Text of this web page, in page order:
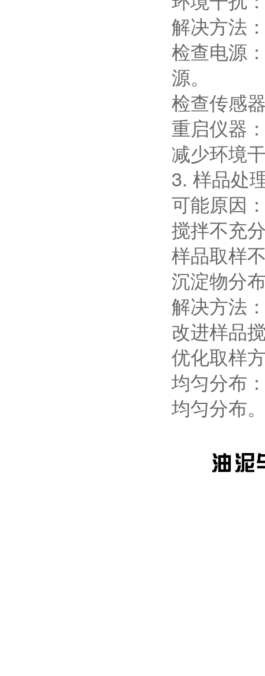
解决方法
检查电源
源。
检查传感
重启仪器
减少环境
3. 样品处
可能原因
搅拌不充
样品取样
沉淀物分
解决方法
改进样品
优化取样
均匀分布
均匀分布